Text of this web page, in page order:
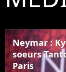
Neymar :
soeurs
Paris